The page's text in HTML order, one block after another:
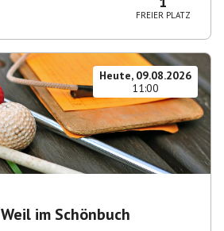
FREIER PLATZ
Heute, 09.08.2026
11:00
Abenteuergolf Weil im Schönbuch